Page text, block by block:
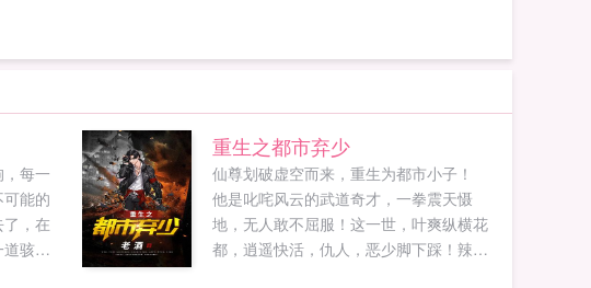
每一
能的
，在
骇人
重生之都市弃少
仙尊划破虚空而来，重生为都市小子！
他是叱咤风云的武道奇才，一拳震天慑
地，无人敢不屈服！这一世，叶爽纵横花
都，逍遥快活，仇人，恶少脚下踩！辣